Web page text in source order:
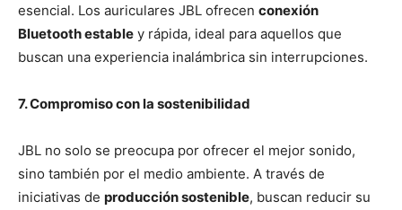
esencial. Los auriculares JBL ofrecen conexión
Bluetooth estable y rápida, ideal para aquellos que
buscan una experiencia inalámbrica sin interrupciones.
7. Compromiso con la sostenibilidad
JBL no solo se preocupa por ofrecer el mejor sonido,
sino también por el medio ambiente. A través de
iniciativas de producción sostenible, buscan reducir su